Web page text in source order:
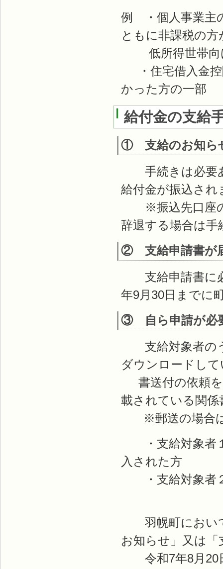
例 ・個人事業主
ともに非課税の
低所得世帯向
・住宅借入金控
かった方の一部
給付金の支給
① 支給のお知ら
手続きは必要あ
給付金が振込され
※振込先口座の
辞退する場合は
② 支給申請書が
支給申請書に必
年9月30日までに
③ 自ら申請が必
支給対象者のう
ダウンロードし
書送付の依頼を
載されている関
※郵送の場合
・支給対象者１
入された方
・支給対象者２
羽幌町において
お知らせ」又は
令和7年8月20